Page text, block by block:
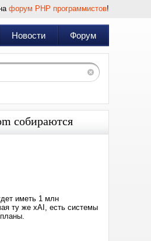
форум PHP программистов!
Новости Форум
собираются
иметь 1 млн
ту же xAI, есть системы